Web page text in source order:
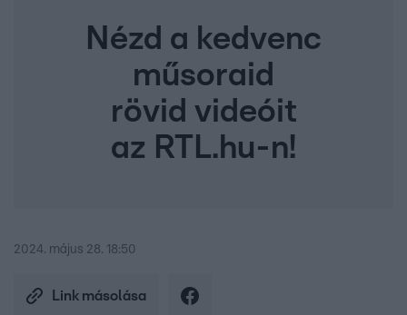
Nézd a kedvenc
műsoraid
rövid videóit
az RTL.hu-n!
2024. május 28. 18:50
Link másolása